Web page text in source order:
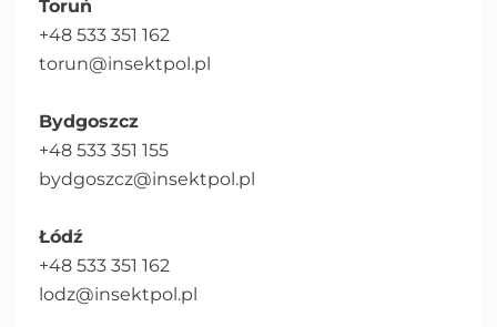
Toruń
+48 533 351 162
torun@insektpol.pl
Bydgoszcz
+48 533 351 155
bydgoszcz@insektpol.pl
Łódź
+48 533 351 162
lodz@insektpol.pl